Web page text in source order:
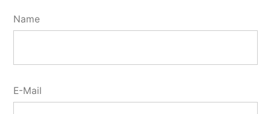
Name
E-Mail